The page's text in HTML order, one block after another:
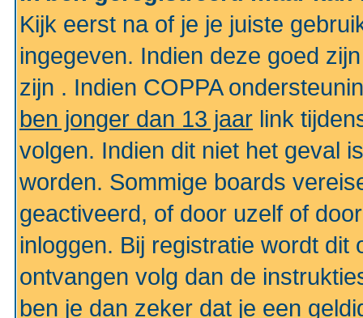
Kijk eerst na of je je juiste
ingegeven. Indien deze goed
zijn . Indien COPPA
ben jonger dan 13 jaar link
volgen. Indien dit niet het geval
worden. Sommige boards
geactiveerd, of door uzelf of
inloggen. Bij registratie wordt dit
ontvangen volg dan de
ben je dan zeker dat je een